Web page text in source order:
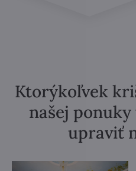
Ktorýkoľvek
našej ponuky
upraviť